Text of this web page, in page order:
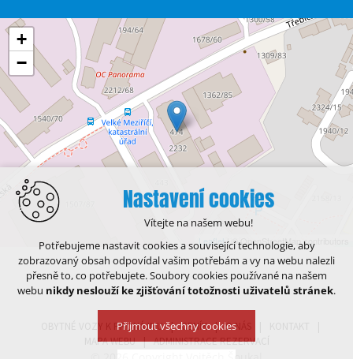
+
−
Leaflet| © OpenStreetMap contributors
OBYTNÉ VOZY K PRONÁJMU CENÍK O NÁS
MAPA WEBU
ADMINISTRACE REZERVACÍ
Nastavení cookies
Vítejte na našem webu!
Potřebujeme nastavit cookies a související technologie, aby
zobrazovaný obsah odpovídal vašim potřebám a vy na webu nalezli
přesně to, co potřebujete. Soubory cookies používané na našem
webu nikdy neslouží ke zjišťování totožnosti uživatelů stránek.
Přijmout všechny cookies